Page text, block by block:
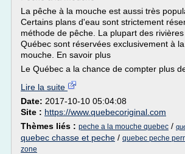
La pêche à la mouche est aussi très
Certains plans d'eau sont strictement
méthode de pêche. La plupart des
Québec sont réservées exclusivement à
mouche. En savoir plus
Le Québec a la chance de compter plus
Lire la suite
Date: 2017-10-10 05:04:08
Site : https://www.quebecoriginal.com
Thèmes liés : peche a la mouche quebec /
quebec chasse et peche / quebec peche
zone